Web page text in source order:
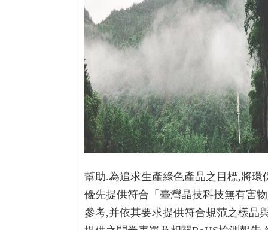
幫助.為追求生產綠色產品之目標,將
優先提供符合「臺灣晶技科技無有害
參考,并依其要求提供符合規范之樣品